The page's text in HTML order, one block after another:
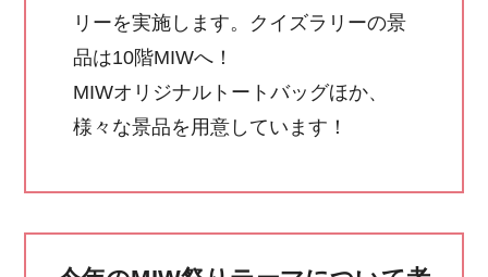
リーを実施します。クイズラリーの景
品は10階MIWへ！
MIWオリジナルトートバッグほか、
様々な景品を用意しています！